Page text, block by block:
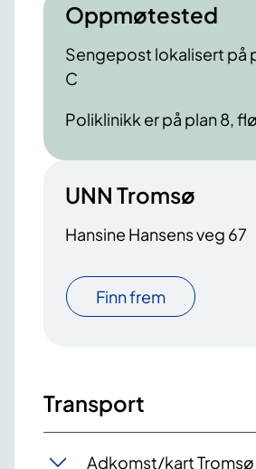
Oppmøtested
Sengepost lokalisert på
C
Poliklinikk er på plan 8,
UNN Tromsø
Hansine Hansens veg 67
Finn frem
Transport
Adkomst/kart Tromsø